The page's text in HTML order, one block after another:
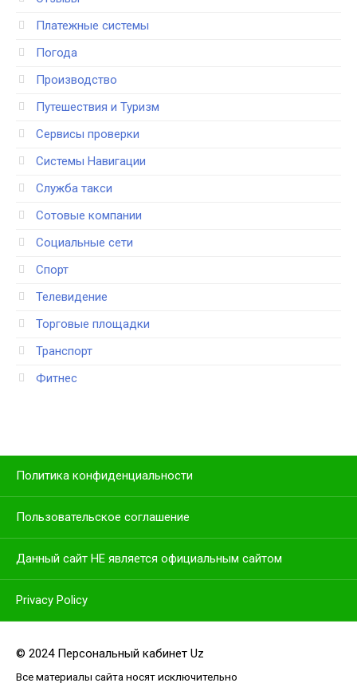
Платежные системы
Погода
Производство
Путешествия и Туризм
Сервисы проверки
Системы Навигации
Служба такси
Сотовые компании
Социальные сети
Спорт
Телевидение
Торговые площадки
Транспорт
Фитнес
Политика конфиденциальности
Пользовательское соглашение
Данный сайт НЕ является официальным сайтом
Privacy Policy
© 2024 Персональный кабинет Uz
Все материалы сайта носят исключительно